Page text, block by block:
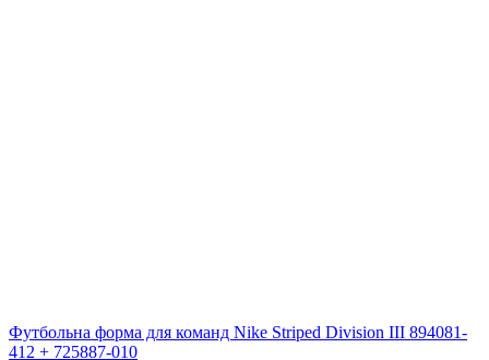
Футбольна форма для команд Nike Striped Division III 894081-
412 + 725887-010